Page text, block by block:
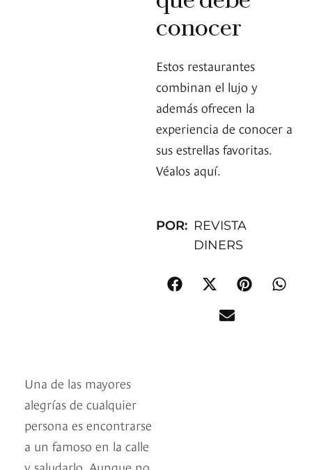
conocer
Estos restaurantes
combinan el lujo y
además ofrecen la
experiencia de conocer a
sus estrellas favoritas.
Véalos aquí.
POR: REVISTA
DINERS
Una de las mayores
alegrías de cualquier
persona es encontrarse
a un famoso en la calle
y saludarlo. Aunque no